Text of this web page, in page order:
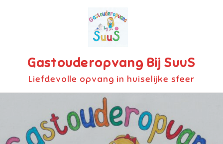
Gastouderopvang Bij SuuS
Liefdevolle opvang in huiselijke sfeer